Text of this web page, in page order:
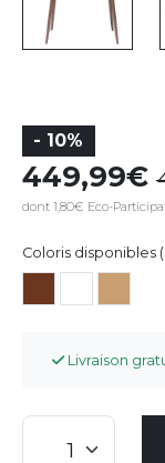
- 10%
449,99
dont 1,80€ Eco-
Coloris disponibles
Livraison